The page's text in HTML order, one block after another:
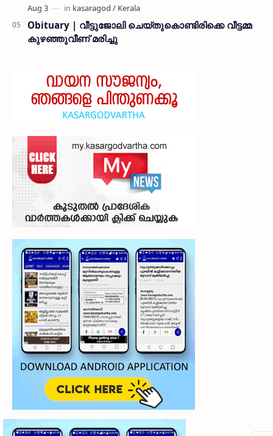
Obituary | വീട്ടുജോലി ചെയ്തുകൊണ്ടിരിക്കെ വീട്ടമ്മ
കുഴഞ്ഞുവീണ് മരിച്ചു